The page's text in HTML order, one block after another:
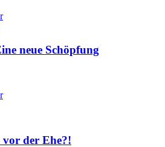
neue Schöpfung
der Ehe?!